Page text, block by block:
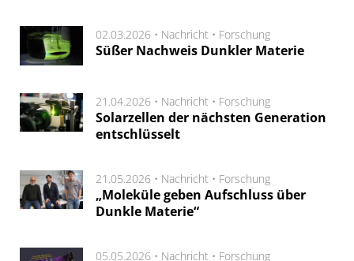
02.03.2026 • Nachricht • Forschung
Süßer Nachweis Dunkler Materie
21.04.2026 • Nachricht • Forschung
Solarzellen der nächsten Generation
entschlüsselt
21.05.2026 • Nachricht • Forschung
„Moleküle geben Aufschluss über
Dunkle Materie“
05.05.2026 • Nachricht • Forschung